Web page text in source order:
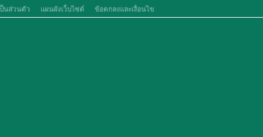
นส่วนตัว แผนผังเว็บไซต์ ข้อตกลงและเงื่อนไข